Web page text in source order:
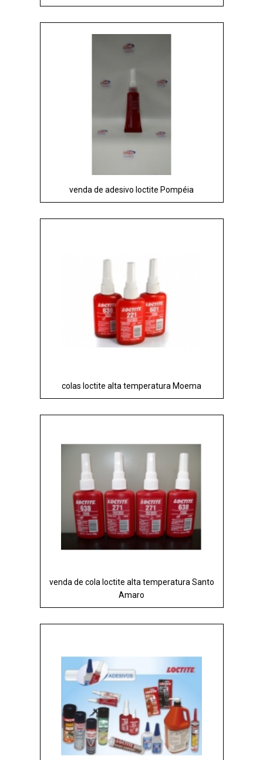
venda de adesivo loctite Pompéia
colas loctite alta temperatura Moema
venda de cola loctite alta temperatura Santo
Amaro